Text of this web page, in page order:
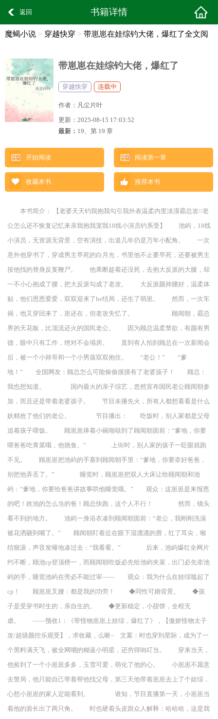
返回 书籍详情
魔蝎小说 > 穿越快穿 > 带崽崽在娃综钓大佬，爆红了全文阅
带崽崽在娃综钓大佬，爆红了
穿越快穿 连载中
作者： 凡尘片叶
更新： 2025-08-15 17:03:52
最新： 19、第 19 章
开始阅读 阅读第一章
收藏本书 推荐本书
本书简介： 【老婆天天钓我抱我勾引我外表温柔内里淡漠霸总攻//老
公怎么还不恢复记忆来亲我抱我宠我18线小演员钓系受】 池屿，18线
小演员，无资源无背景，空有演技，出道几年仍是万年小配角。 一次
意外他穿书了，穿成男主早死的白月光，书里他不止要早死，还要被男主
按他找的替身反复鞭尸。 他果断趁着还没死，去抱大反派的大腿，却
一不小心抱成了腰，把大反派勾成了老攻。 大反派颜帅腰好，温柔体
贴，他们恩恩爱爱，双双迎来了he结局，还生了萌崽。 然而，一次车
祸，他又穿回来了，崽还在，但老攻失忆了。 顾闻朝，霸总
界的天花板，比顶流还火的国民老公。 因为顾总温柔禁欲，有颜有男
德，眼中只有工作，绝对不会塌房。 直到有人拍到顾总在一次新闻会
后，被一个小帅哥和一个小男孩双双抱住。 “老公！” “爹
地！” 全国网友：顾总怎么可能偷偷摸摸有了老婆孩子！ 顾总：
我也想知道。 国内最火的亲子综艺，忽然宣布国民老公顾闻朝参
加，而且还是带着老婆孩子。 节目未播先火，所有人都想看看是什么
妖精抢了他们的老公。 节目播出： 吃饭时，别人家都是父母
追着孩子喂饭。 顾崽崽捧着小碗啪哒到了顾闻朝面前：“爹地，你要
喂爸爸吃青菜哦，他挑食。” 上街时，别人家的孩子一眨眼就跑
不见。 顾崽崽把池屿的手塞到顾闻朝手里：“爹地，你要牵好爸爸，
别把他弄丢了。” 睡觉时，顾崽崽把双人大床让给顾闻朝和池
屿：“爹地，你要给爸爸讲故事哄他睡觉哦。” 观众：这崽崽是来报恩
的吧！姓池的怎么当的爸！顾总快跑，这个人不行！ 然而，镜头
看不到的地方。 池屿一身浴衣凑到顾闻朝面前：“老公，我刚刚洗澡
被花洒砸到嘴了。” 顾闻朝盯着近在眼下湿漉漉的唇，红了耳尖，喉
结狠滚，声音发哑地凑过去：“我看看。” 后来，池屿爆红全网片
约不断，顾池cp登顶榜一，而顾闻朝吃饭必先给池屿夹菜，出门必先牵池
屿的手，睡觉池屿在旁必不能过审—— 观众：我为什么在娃综嗑起了
cp！ 顾崽崽叉腰：都是我的功劳！ ◆同性可婚背景。 ◆孩
子是受穿书时生的，亲自生的。 ◆更新稳定，小甜饼，全程无
虐。 ——预收1：《带怪物崽崽上娃综，爆红了》，【傲娇怪物太子
攻/超级颜控乐观受】，求收藏，么啾~ 文案：时也穿到星际，成为了一
个黑料满天飞，被全网嘲的糊逼小明星，还穷得响叮当。 穿来当天，
他捡到了一个小崽崽多多，玉雪可爱，萌化了他的心。 小崽崽不愿意
去警局，他只能自己带着帮他找父母，第三天他带着崽崽去上了个娃综，
心想小崽崽的家人定能看到。 谁知，节目直播第一天，小崽崽当
着他的面长出了两只角。 时也硬着头皮跟众人解释：哈哈哈，这是我